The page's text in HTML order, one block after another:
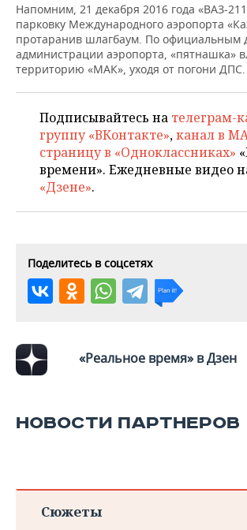
Напомним, 21 декабря 2016 года «ВАЗ-
парковку Международного аэропорта
протаранив шлагбаум. По официальным
администрации аэропорта, «пятнашка»
территорию «МАК», уходя от погони ДПС.
Подписывайтесь на телеграм-
группу «ВКонтакте»,канал в
страницу в «Одноклассниках»
времени». Ежедневные видео
«Дзене».
Поделитесь в соцсетях
«Реальное время» в Дзен
НОВОСТИ ПАРТНЕРОВ
Сюжеты